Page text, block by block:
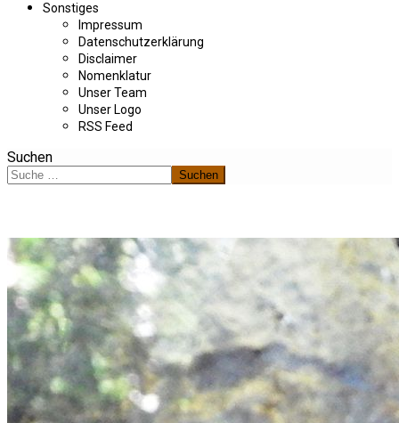
Sonstiges
Impressum
Datenschutzerklärung
Disclaimer
Nomenklatur
Unser Team
Unser Logo
RSS Feed
Suchen
Suchen